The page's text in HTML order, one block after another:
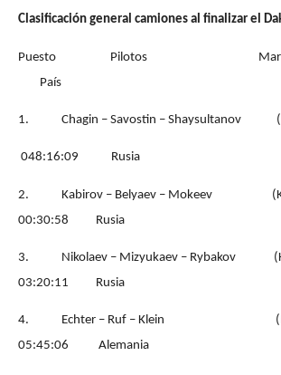
Clasificación general camiones al finalizar el
Puesto Pilotos
País
1. Chagin – Savostin – Shaysultanov
048:16:09 Rusia
2. Kabirov – Belyaev – Mokeev
00:30:58
Rusia
3. Nikolaev – Mizyukaev – Rybakov
03:20:11
Rusia
4. Echter – Ruf – Klein
05:45:06
Alemania